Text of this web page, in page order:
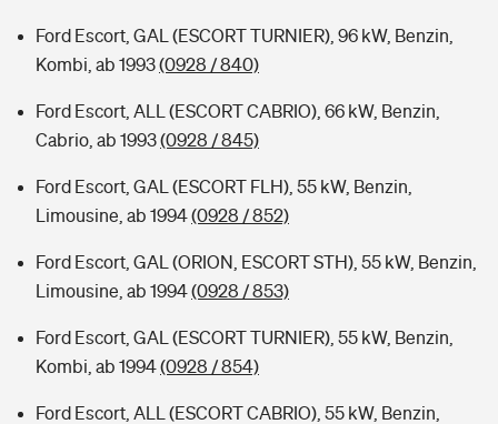
Ford Escort, GAL (ESCORT TURNIER), 96 kW, Benzin,
Kombi, ab 1993(0928 / 840)
Ford Escort, ALL (ESCORT CABRIO), 66 kW, Benzin,
Cabrio, ab 1993(0928 / 845)
Ford Escort, GAL (ESCORT FLH), 55 kW, Benzin,
Limousine, ab 1994(0928 / 852)
Ford Escort, GAL (ORION, ESCORT STH), 55 kW, Benzin,
Limousine, ab 1994(0928 / 853)
Ford Escort, GAL (ESCORT TURNIER), 55 kW, Benzin,
Kombi, ab 1994(0928 / 854)
Ford Escort, ALL (ESCORT CABRIO), 55 kW, Benzin,